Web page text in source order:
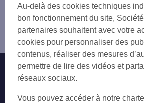
AVIGNON 39 RUE DE LA REPUBLIQUE
VILLENEUVE LES AVIGNON 98 AV DU
SNCF AVIGNON CT
AVIGNON 20 BD SAINT ROCH
AVIGNON CAP SUD
LES ANGLES 850 AV DE LA 2E DIV BLIN
LES ANGLES DIDEROT
ORANGE 139 RUE DU COLONEL
MONTEUX
ORANGE
CARPENTRAS
CHÂTEAURENARD
PERNES-LES-FONTAINES
L'ISLE-SUR-LA-SORGUE
Sorgues
Distributeur/automate AVIA
Nos engagements Nous
Autres sites SG
Au-delà des cookies techniques
bon fonctionnement du site,
partenaires souhaitent avec votre
cookies pour personnaliser des
contenus, réaliser des mesures
permettre de lire des vidéos et
réseaux sociaux.
Vous pouvez accéder à notre